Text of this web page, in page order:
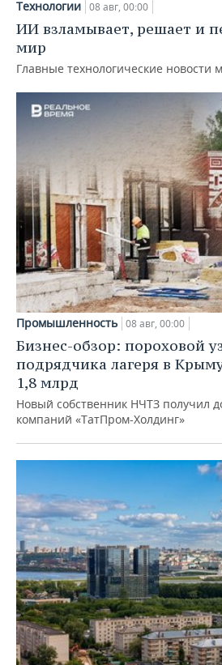
Технологии 08 авг, 00:00
ИИ взламывает, решает и
мир
Главные технологические новости
Промышленность 08 авг, 00:00
Бизнес-обзор: пороховой
подрядчика лагеря в
1,8 млрд
Новый собственник НЧТЗ получил
компаний «ТатПром-Холдинг»